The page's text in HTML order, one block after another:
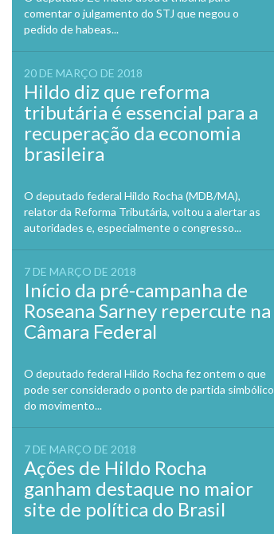
comentar o julgamento do STJ que negou o
pedido de habeas...
20 DE MARÇO DE 2018
Hildo diz que reforma
tributária é essencial para a
recuperação da economia
brasileira
O deputado federal Hildo Rocha (MDB/MA),
relator da Reforma Tributária, voltou a alertar as
autoridades e, especialmente o congresso...
7 DE MARÇO DE 2018
Início da pré-campanha de
Roseana Sarney repercute na
Câmara Federal
O deputado federal Hildo Rocha fez ontem o que
pode ser considerado o ponto de partida simbólico
do movimento...
7 DE MARÇO DE 2018
Ações de Hildo Rocha
ganham destaque no maior
site de política do Brasil